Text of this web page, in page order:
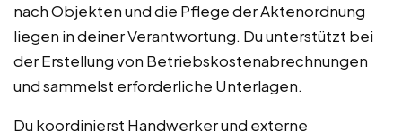
nach Objekten und die Pflege der Aktenordnung
liegen in deiner Verantwortung. Du unterstützt bei
der Erstellung von Betriebskostenabrechnungen
und sammelst erforderliche Unterlagen.
Du koordinierst Handwerker und externe